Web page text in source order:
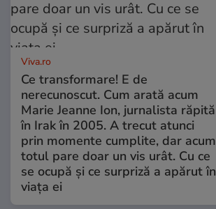
Viva.ro
Ce transformare! E de
nerecunoscut. Cum arată acum
Marie Jeanne Ion, jurnalista răpită
în Irak în 2005. A trecut atunci
prin momente cumplite, dar acum
totul pare doar un vis urât. Cu ce
se ocupă și ce surpriză a apărut în
viața ei